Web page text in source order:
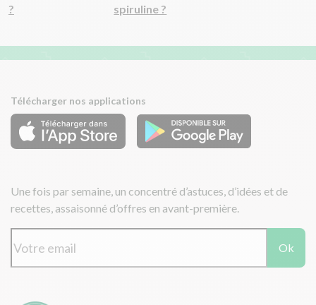
?
spiruline ?
Télécharger nos applications
Une fois par semaine, un concentré d’astuces, d’idées et de
recettes, assaisonné d’offres en avant-première.
Ok